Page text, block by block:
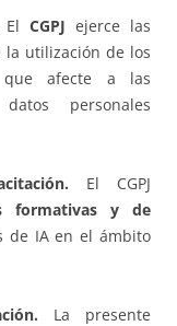
El CGPJ ejerce las
la utilización de los
afecte a las
personales
El CGPJ
formativas y de
de IA en el ámbito
La presente